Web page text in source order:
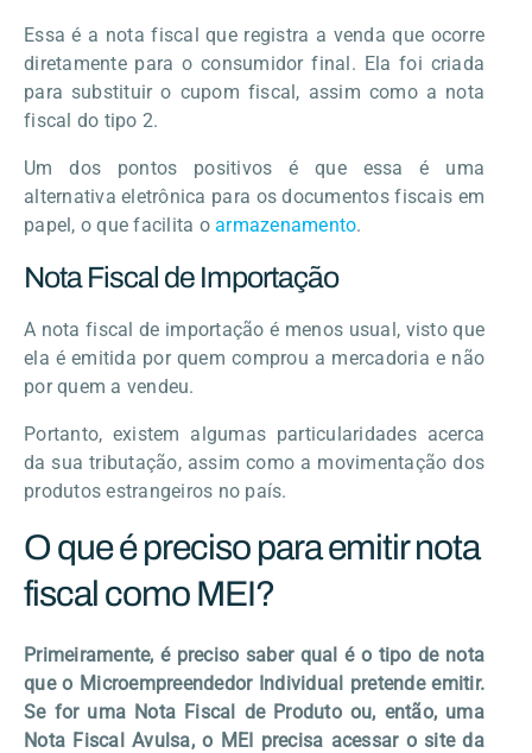
Essa é a nota fiscal que registra a venda que ocorre
diretamente para o consumidor final. Ela foi criada
para substituir o cupom fiscal, assim como a nota
fiscal do tipo 2.
Um dos pontos positivos é que essa é uma
alternativa eletrônica para os documentos fiscais em
papel, o que facilita o armazenamento.
Nota Fiscal de Importação
A nota fiscal de importação é menos usual, visto que
ela é emitida por quem comprou a mercadoria e não
por quem a vendeu.
Portanto, existem algumas particularidades acerca
da sua tributação, assim como a movimentação dos
produtos estrangeiros no país.
O que é preciso para emitir nota
fiscal como MEI?
Primeiramente, é preciso saber qual é o tipo de nota
que o Microempreendedor Individual pretende emitir.
Se for uma Nota Fiscal de Produto ou, então, uma
Nota Fiscal Avulsa, o MEI precisa acessar o site da